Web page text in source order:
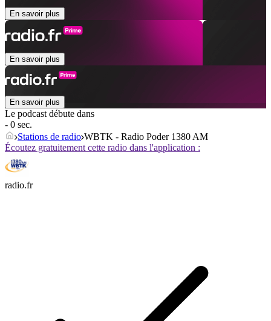
En savoir plus
En savoir plus
En savoir plus
Le podcast débute dans
- 0 sec.
Stations de radio WBTK - Radio Poder 1380 AM
Écoutez gratuitement cette radio dans l'application :
radio.fr